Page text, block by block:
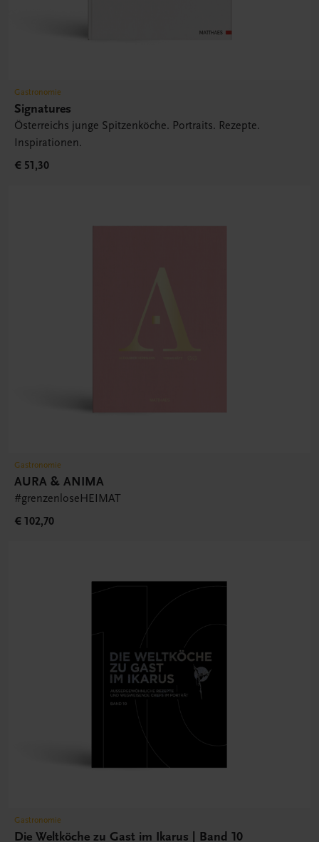
Gastronomie
Signatures
Österreichs junge Spitzenköche. Portraits. Rezepte.
Inspirationen.
€ 51,30
Gastronomie
AURA & ANIMA
#grenzenloseHEIMAT
€ 102,70
Gastronomie
Die Weltköche zu Gast im Ikarus | Band 10